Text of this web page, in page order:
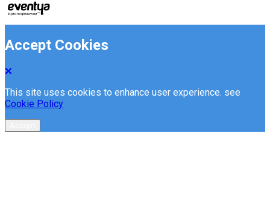
Accept Cookies
This site uses cookies to enhance user experience. see
Cookie Policy